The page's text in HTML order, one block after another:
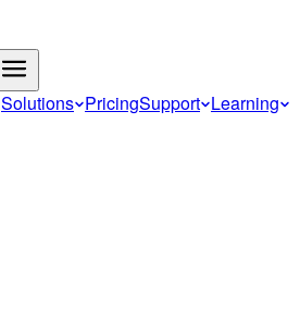
Solutions PricingSupport Learning